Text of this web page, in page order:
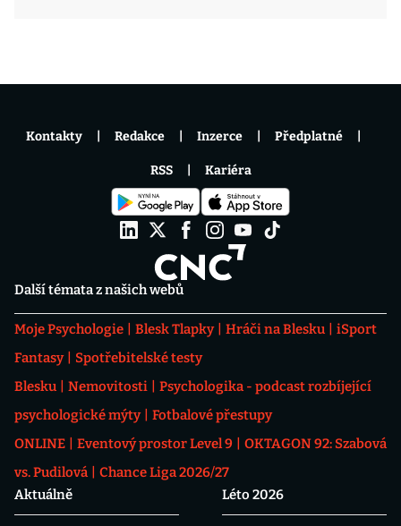
Další témata z našich webů
Moje Psychologie Blesk Tlapky Hráči na Blesku
iSport
Fantasy
Spotřebitelské testy
Blesku
Nemovitosti
Psychologika - podcast rozbíjející
psychologické mýty
Fotbalové přestupy
ONLINE
Eventový prostor Level 9
OKTAGON 92: Szabová
vs. Pudilová
Chance Liga 2026/27
Aktuálně
Léto 2026
Kontakty Redakce Inzerce Předplatné
RSS Kariéra